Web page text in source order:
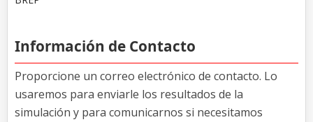
Información de Contacto
Proporcione un correo electrónico de contacto. Lo
usaremos para enviarle los resultados de la
simulación y para comunicarnos si necesitamos